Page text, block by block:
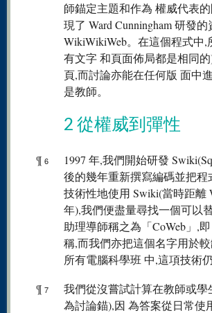
師錨定主題和作為 權威代表
現了 Ward Cunningham 研發
WikiWikiWeb。在這個程式中
有文字 和頁面佈局都是相同
頁,而討論亦能在任何版 面中
是教師。
2 從權威到彈性
¶ 6
1997 年,我們開始研發
後的幾年重新撰寫編碼並把
技術性地使用 Swiki(當時距離
年),我們便盡量尋找一個可以
助理導師稱之為「CoWeb」,
稱,而我們亦把這個名字用於
所有電腦科學班 中,這項技術
¶ 7
我們從沒嘗試計算在教師或
為討論錨),因 為答案從日常使